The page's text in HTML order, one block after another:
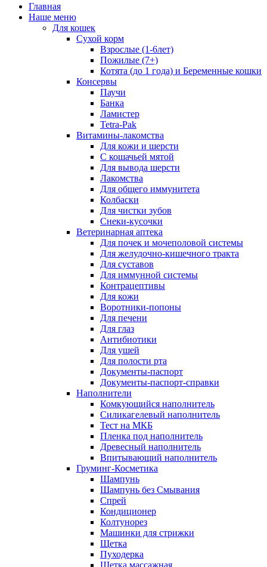
Главная
Наше меню
Для кошек
Сухой корм
Взрослые (1-6лет)
Пожилые (7+)
Котята (до 1 года) и Беременные кошки
Консервы
Паучи
Банка
Ламистер
Tetra-Pak
Витамины-лакомства
Для кожи и шерсти
С кошачьей мятой
Для вывода шерсти
Лакомства
Для общего иммунитета
Колбаски
Для чистки зубов
Снеки-кусочки
Ветеринарная аптека
Для почек и мочеполовой системы
Для желудочно-кишечного тракта
Для суставов
Для иммунной системы
Контрацептивы
Для кожи
Воротники-попоны
Для печени
Для глаз
Антибиотики
Для ушей
Для полости рта
Документы-паспорт
Документы-паспорт-справки
Наполнители
Комкующийся наполнитель
Силикагелевый наполнитель
Тест на МКБ
Пленка под наполнитель
Древесный наполнитель
Впитывающий наполнитель
Груминг-Косметика
Шампунь
Шампунь без Смывания
Спрей
Кондиционер
Колтунорез
Машинки для стрижки
Щетка
Пуходерка
Щетка массажная